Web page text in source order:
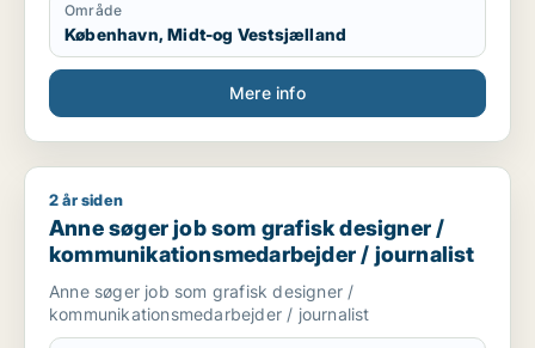
Område
København, Midt-og Vestsjælland
Mere info
Anne søger job som grafisk designer /
2 år siden
Anne søger job som grafisk designer /
kommunikationsmedarbejder / journalist
Anne søger job som grafisk designer /
kommunikationsmedarbejder / journalist